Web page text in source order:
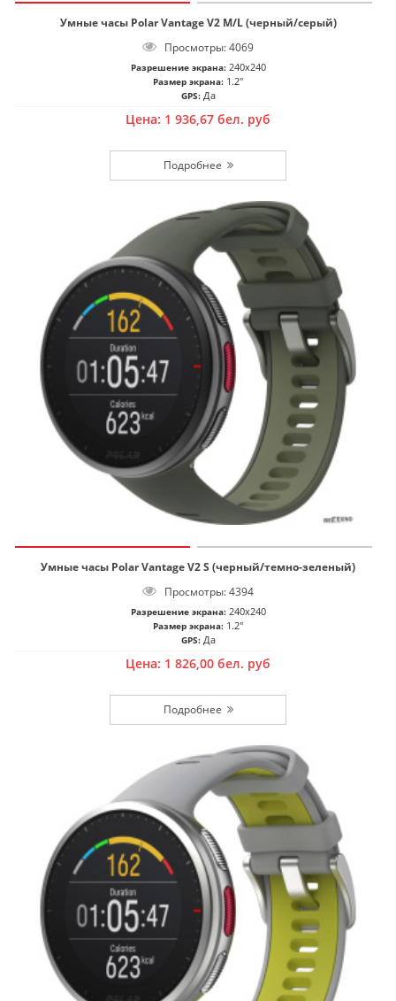
Умные часы Polar Vantage V2 M/L (черный/серый)
Просмотры: 4069
Разрешение экрана: 240x240
Размер экрана: 1.2"
GPS: Да
Цена: 1 936,67 бел. руб
Умные часы Polar Vantage V2 S (черный/темно-зеленый)
Просмотры: 4394
Разрешение экрана: 240x240
Размер экрана: 1.2"
GPS: Да
Цена: 1 826,00 бел. руб